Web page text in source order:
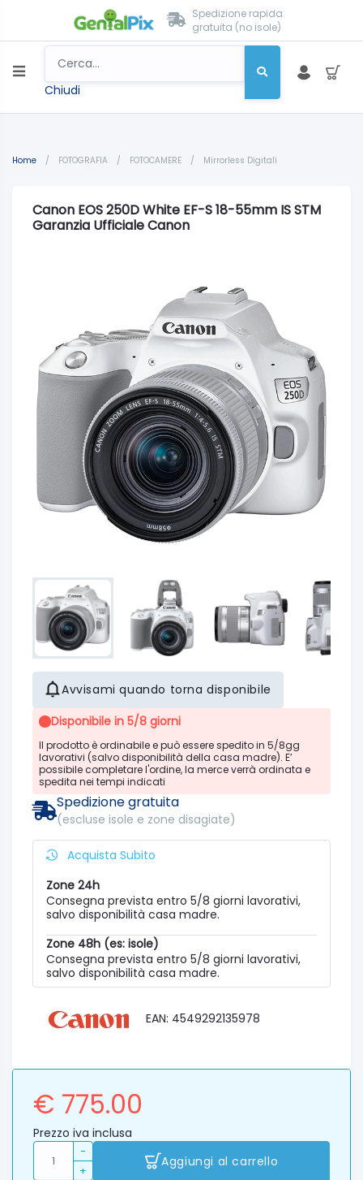
Spedizione rapida
gratuita (no isole)
Chiudi
Home / FOTOGRAFIA / FOTOCAMERE / Mirrorless Digitali
Canon EOS 250D White EF-S 18-55mm IS STM
Garanzia Ufficiale Canon
Avvisami quando torna disponibile
Disponibile in 5/8 giorni
Il prodotto è ordinabile e può essere spedito in 5/8gg
lavorativi (salvo disponibilità della casa madre). E’
possibile completare l'ordine, la merce verrà ordinata e
spedita nei tempi indicati
Spedizione gratuita
(escluse isole e zone disagiate)
Acquista Subito
Zone 24h
Consegna prevista entro 5/8 giorni lavorativi,
salvo disponibilità casa madre.
Zone 48h (es: isole)
Consegna prevista entro 5/8 giorni lavorativi,
salvo disponibilità casa madre.
EAN: 4549292135978
€ 775.00
Prezzo iva inclusa
-
+
Aggiungi al carrello